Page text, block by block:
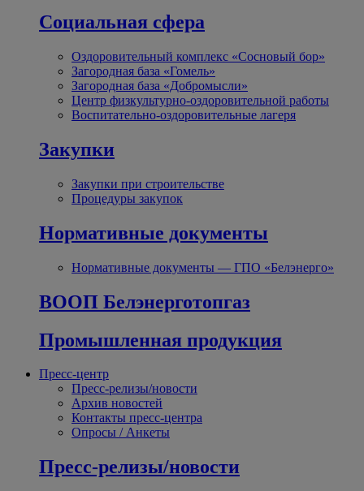
Социальная сфера
Оздоровительный комплекс «Сосновый бор»
Загородная база «Гомель»
Загородная база «Добромысли»
Центр физкультурно-оздоровительной работы
Воспитательно-оздоровительные лагеря
Закупки
Закупки при строительстве
Процедуры закупок
Нормативные документы
Нормативные документы — ГПО «Белэнерго»
ВООП Белэнерготопгаз
Промышленная продукция
Пресс-центр
Пресс-релизы/новости
Архив новостей
Контакты пресс-центра
Опросы / Анкеты
Пресс-релизы/новости